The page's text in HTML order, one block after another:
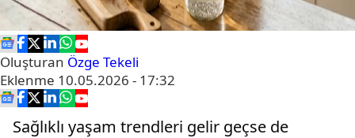
Oluşturan Özge Tekeli
Eklenme 10.05.2026 - 17:32
Sağlıklı yaşam trendleri gelir geçse de